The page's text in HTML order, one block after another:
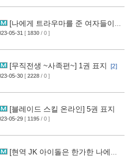
[나에게 트라우마를 준 여자들이
다 보는데, 아쉽게도 이미 늦었습니
05-31 [ 1830 / 0 ]
[무직전생 ~사족편~] 1권 표지 [2]
05-30 [ 2228 / 0 ]
[블레이드 스킬 온라인] 5권 표지
05-29 [ 1195 / 0 ]
[현역 JK 아이돌은 한가한 나에게